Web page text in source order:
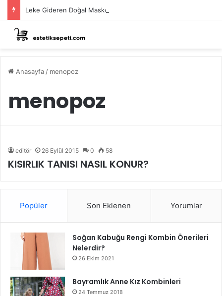
Leke Gideren Doğal Maskeler Nasıl Yapılır?
Anasayfa / menopoz
menopoz
editör 26 Eylül 2015 0 58
KISIRLIK TANISI NASIL KONUR?
Popüler Son Eklenen Yorumlar
Soğan Kabuğu Rengi Kombin Önerileri
Nelerdir?
26 Ekim 2021
Bayramlık Anne Kız Kombinleri
24 Temmuz 2018